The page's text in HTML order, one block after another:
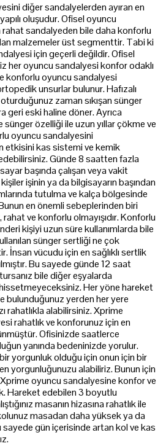
diğer sandalyelerden ayıran en
oluşudur. Ofisel oyuncu
sandalyeden bile daha konforlu
malzemeler üst segmenttir. Tabi ki
için geçerli değildir. Ofisel
her oyuncu sandalyesi konfor odaklı
konforlu oyuncu sandalyesi
unsurlar bulunur. Hafızalı
zaman sıkışan sünger
geri eski haline döner. Ayrıca
özelliği ile uzun yıllar çökme ve
oyuncu sandalyesini
etkisini kas sistemi ve kemik
Günde 8 saatten fazla
başında çalışan veya vakit
işinin ya da bilgisayarın başından
tutulma ve kalça bölgesinde
en önemli sebeplerinden biri
ve konforlu olmayışıdır. Konforlu
kişiyi uzun süre kullanımlarda bile
sünger sertliği ne çok
İnsan vücudu için en sağlıklı sertlik
Bu sayede günde 12 saat
bile diğer eşyalarda
Her yöne hareket
bulunduğunuz yerden her yere
rahatlıkla alabilirsiniz. Xprime
rahatlık ve konforunuz için en
Ofisinizde saatlerce
yanında bedeninizde yorulur.
yorgunluk olduğu için onun için bir
yorgunluğunuzu alabiliriz. Bunun için
oyuncu sandalyesine konfor ve
Hareket edebilen 3 boyutlu
masanın hizasına rahatlık ile
masadan daha yüksek ya da
sayede gün içerisinde artan kol ve kas